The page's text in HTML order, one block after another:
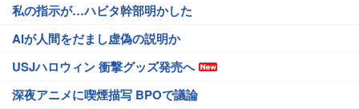
私の指示が…ハビタ幹部明かした
AIが人間をだまし虚偽の説明か
USJハロウィン 衝撃グッズ発売へ
深夜アニメに喫煙描写 BPOで議論